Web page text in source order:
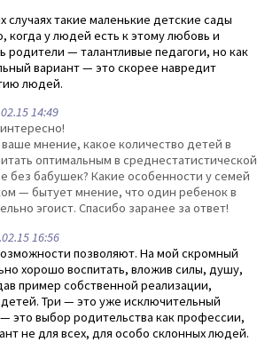
случаях такие маленькие детские сады
у людей есть к этому любовь и
родители — талантливые педагоги, но как
вариант — это скорее навредит
людей.
14:49
мнение, какое количество детей в
оптимальным в среднестатистической
без бабушек? Какие особенности у семей
— бытует мнение, что один ребенок в
эгоист. Спасибо заранее за ответ!
16:56
позволяют. На мой скромный
хорошо воспитать, вложив силы, душу,
пример собственной реализации,
Три — это уже исключительный
— это выбор родительства как профессии,
не для всех, для особо склонных людей.